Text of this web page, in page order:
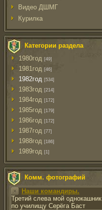
Видео ДШМГ
Курилка
Категории раздела
1980год [49]
1981год [46]
1982год [534]
1983год [214]
1984год [172]
1985год [179]
1986год [172]
1987год [77]
1988год [186]
1989год [1]
Комм. фотографий
Наши командиры.
Третий слева мой однокашник
по училищу Серёга Баст